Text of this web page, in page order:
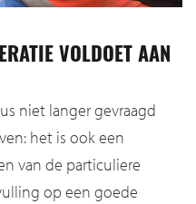
VOLDOET AAN
niet langer gevraagd
het is ook een
van de particuliere
op een goede